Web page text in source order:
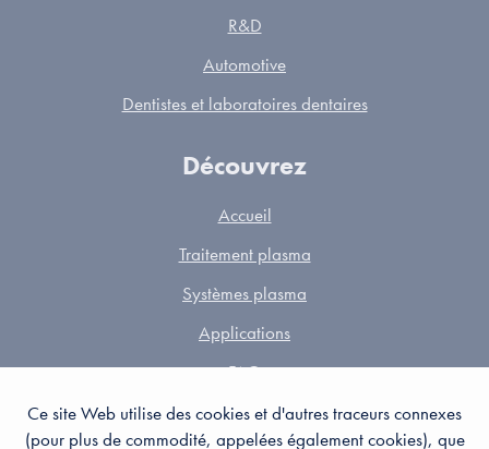
Ce site Web utilise des cookies et d'autres traceurs connexes
(pour plus de commodité, appelées également cookies), que
Découvrez
Accueil
Traitement plasma
Systèmes plasma
Applications
FAQ
Partners
R&D
Automotive
Dentistes et laboratoires dentaires